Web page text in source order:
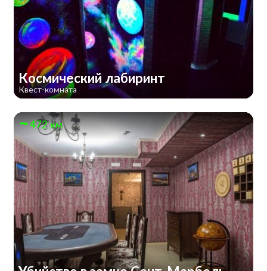
Космический лабиринт
Квест-комната
472 км